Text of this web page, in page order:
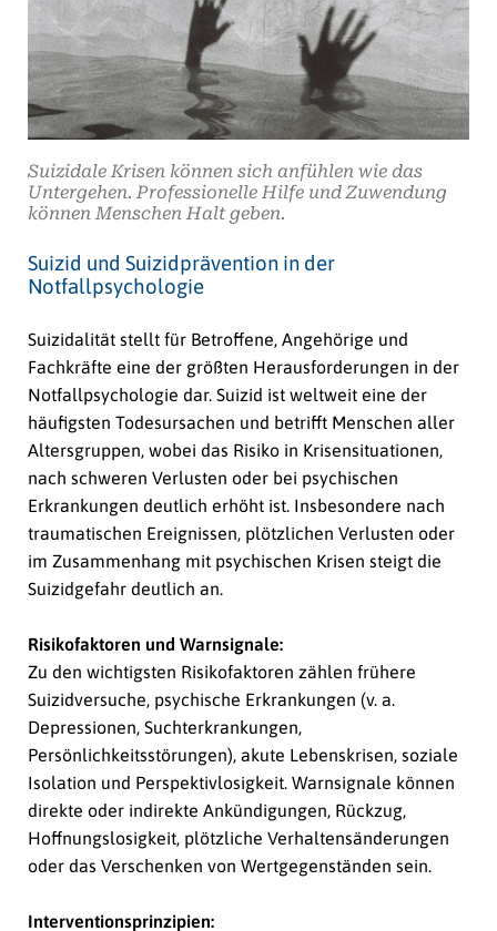
Suizidale Krisen können sich anfühlen wie das
Untergehen. Professionelle Hilfe und Zuwendung
können Menschen Halt geben.
Suizid und Suizidprävention in der
Notfallpsychologie
Suizidalität stellt für Betroffene, Angehörige und
Fachkräfte eine der größten Herausforderungen in der
Notfallpsychologie dar. Suizid ist weltweit eine der
häufigsten Todesursachen und betrifft Menschen aller
Altersgruppen, wobei das Risiko in Krisensituationen,
nach schweren Verlusten oder bei psychischen
Erkrankungen deutlich erhöht ist. Insbesondere nach
traumatischen Ereignissen, plötzlichen Verlusten oder
im Zusammenhang mit psychischen Krisen steigt die
Suizidgefahr deutlich an.
Risikofaktoren und Warnsignale:
Zu den wichtigsten Risikofaktoren zählen frühere
Suizidversuche, psychische Erkrankungen (v. a.
Depressionen, Suchterkrankungen,
Persönlichkeitsstörungen), akute Lebenskrisen, soziale
Isolation und Perspektivlosigkeit. Warnsignale können
direkte oder indirekte Ankündigungen, Rückzug,
Hoffnungslosigkeit, plötzliche Verhaltensänderungen
oder das Verschenken von Wertgegenständen sein.
Interventionsprinzipien: